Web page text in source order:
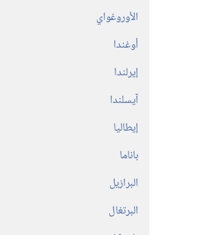
الأوروغواي
أوغندا
إيرلندا
آيسلندا
إيطاليا
باناما
البرازيل
البرتغال